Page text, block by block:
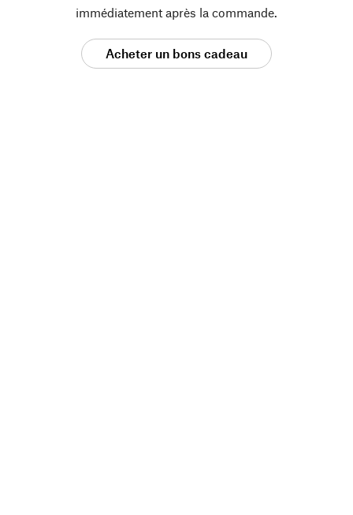
immédiatement après la commande.
Acheter un bons cadeau